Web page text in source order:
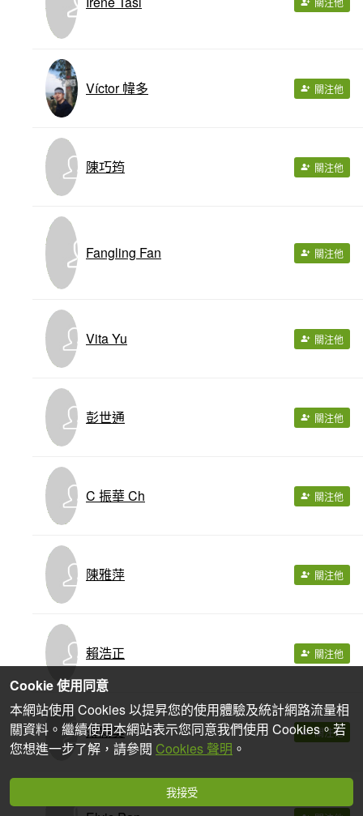
Víctor 幃多 關注他
陳巧筠 關注他
Fangling Fan 關注他
Vita Yu 關注他
彭世通 關注他
C 振華 Ch 關注他
陳雅萍 關注他
賴浩正 關注他
薄霧吳 關注他
Cookie 使用同意
本網站使用 Cookies 以提昇您的使用體驗及統計網路流量相
關資料。繼續使用本網站表示您同意我們使用 Cookies。若
您想進一步了解，請參閱 Cookies 聲明 。
我接受